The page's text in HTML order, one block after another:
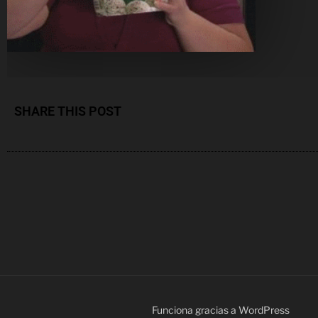
SHARE THIS POST
Funciona gracias a WordPress